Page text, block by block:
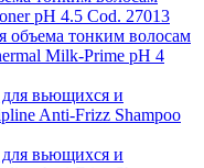
pH 4.5 Cod. 27013
объема тонким волосам
Milk-Prime pH 4
вьющихся и
Anti-Frizz Shampoo
вьющихся и